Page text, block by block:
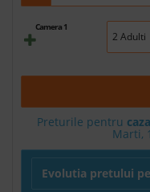
Camera 1
Preturile pentru
Marti,
Evolutia pretului